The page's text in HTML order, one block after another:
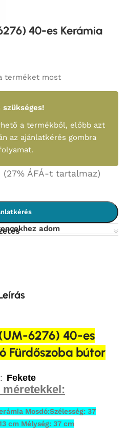
40-es Kerámia
terméket most
a termékből, előbb azt
az ajánlatkérés gombra
(27% ÁFÁ-t tartalmaz)
adom
6276) 40-es
Fürdőszoba bútor
Fekete
méretekkel:
Mosdó:Szélesség: 37
cm Mélység: 37 cm